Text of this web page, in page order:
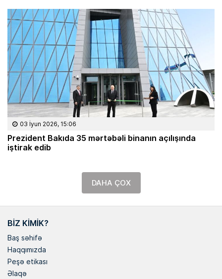
03 İyun 2026, 15:06
Prezident Bakıda 35 mərtəbəli binanın açılışında
iştirak edib
DAHA ÇOX
BIZ KIMIK?
Baş səhifə
Haqqımızda
Peşə etikası
Əlaqə